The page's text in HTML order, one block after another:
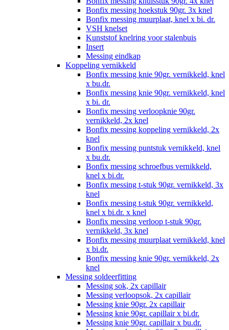
Bonfix messing hoekstuk 90gr. 3x knel
Bonfix messing muurplaat, knel x bi. dr.
VSH knelset
Kunststof knelring voor stalenbuis
Insert
Messing eindkap
Koppeling vernikkeld
Bonfix messing knie 90gr. vernikkeld, knel
x bu.dr.
Bonfix messing knie 90gr. vernikkeld, knel
x bi. dr.
Bonfix messing verloopknie 90gr.
vernikkeld, 2x knel
Bonfix messing koppeling vernikkeld, 2x
knel
Bonfix messing puntstuk vernikkeld, knel
x bu.dr.
Bonfix messing schroefbus vernikkeld,
knel x bi.dr.
Bonfix messing t-stuk 90gr. vernikkeld, 3x
knel
Bonfix messing t-stuk 90gr. vernikkeld,
knel x bi.dr. x knel
Bonfix messing verloop t-stuk 90gr.
vernikkeld, 3x knel
Bonfix messing muurplaat vernikkeld, knel
x bi.dr.
Bonfix messing knie 90gr. vernikkeld, 2x
knel
Messing soldeerfitting
Messing sok, 2x capillair
Messing verloopsok, 2x capillair
Messing knie 90gr. 2x capillair
Messing knie 90gr. capillair x bi.dr.
Messing knie 90gr. capillair x bu.dr.